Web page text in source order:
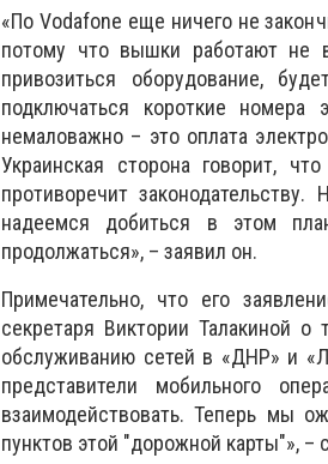
«По Vodafone еще ничего не
потому что вышки работают не
привозиться оборудование,
подключаться короткие
немаловажно – это оплата
Украинская сторона говорит,
противоречит
надеемся добиться в этом
продолжаться», – заявил он.
Примечательно, что его
секретаря Виктории Талакиной
обслуживанию сетей в «ДНР» и
представители мобильного
взаимодействовать. Теперь мы
пунктов этой "дорожной карты"», –